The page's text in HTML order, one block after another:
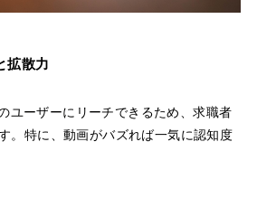
拡散力
ユーザーにリーチできるため、求職者
。特に、動画がバズれば一気に認知度